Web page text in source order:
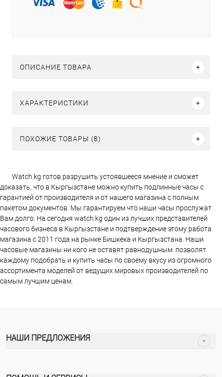
ОПИСАНИЕ ТОВАРА
ХАРАКТЕРИСТИКИ
ПОХОЖИЕ ТОВАРЫ (8)
Watch.kg готов разрушить устоявшееся мнение и сможет
доказать, что в Кыргызстане можно купить подлинные часы с
гарантией от производителя и от нашего магазина с полным
пакетом документов. Мы гарантируем что наши часы прослужат
Вам долго. На сегодня watch.kg один из лучших представителей
часового бизнеса в Кыргызстане и подтверждение этому работа
магазина c 2011 года на рынке Бишкека и Кыргызстана. Наши
часовые магазины ни кого не оставят равнодушным. позволят
каждому подобрать и купить часы по своему вкусу из огромного
ассортимента моделей от ведущих мировых производителей по
самым лучшим ценам.
НАШИ ПРЕДЛОЖЕНИЯ